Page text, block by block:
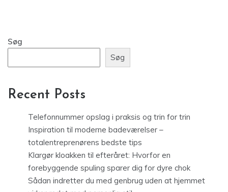
Søg
Søg
Recent Posts
Telefonnummer opslag i praksis og trin for trin
Inspiration til moderne badeværelser –
totalentreprenørens bedste tips
Klargør kloakken til efteråret: Hvorfor en
forebyggende spuling sparer dig for dyre chok
Sådan indretter du med genbrug uden at hjemmet